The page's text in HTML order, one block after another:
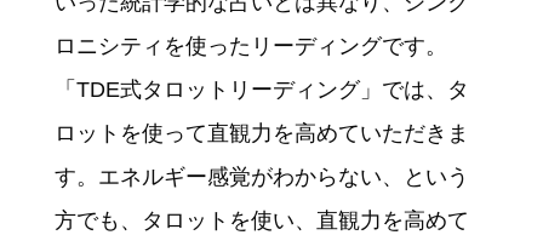
ロニシティを使ったリーディングです。
「TDE式タロットリーディング」では、タ
ロットを使って直観力を高めていただきま
す。エネルギー感覚がわからない、という
方でも、タロットを使い、直観力を高めて